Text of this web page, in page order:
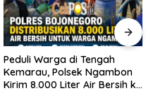
Bersih ke
Susuri Jalanan
Satlantas Polres
Kebaikan Lewat